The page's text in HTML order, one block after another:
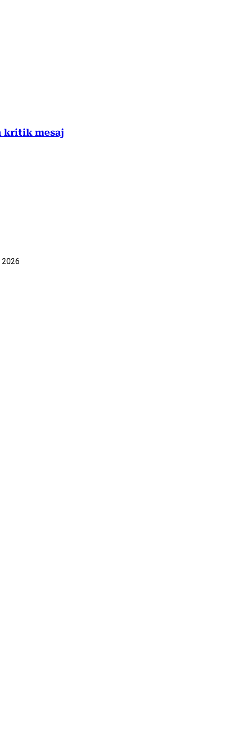
kritik mesaj
2026